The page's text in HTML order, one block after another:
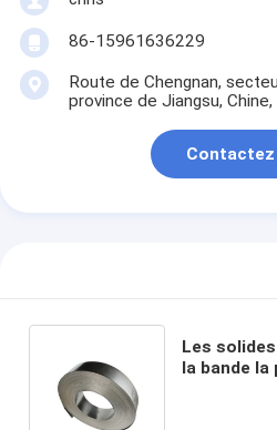
86-15961636229
Route de Chengnan,
province de Jiangsu,
Contactez
Les
la bande la